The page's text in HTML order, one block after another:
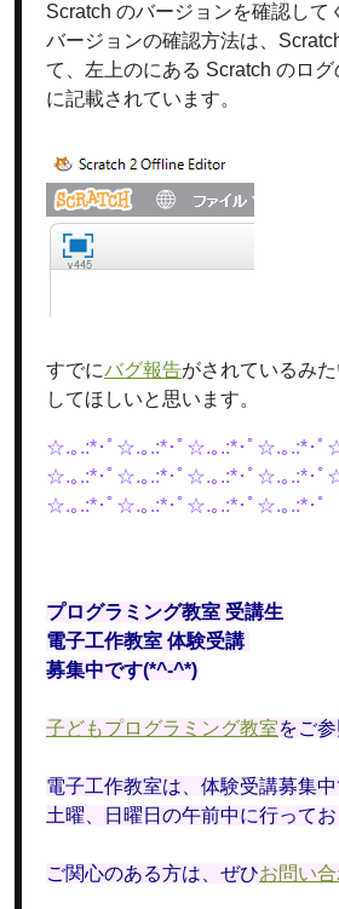
Scratch のバージョンを確認して
バージョンの確認方法は、
て、左上のにある Scratch のロ
に記載されています。
すでにバグ報告がされているみ
してほしいと思います。
☆.｡.:*･ﾟ☆.｡.:*･ﾟ☆.｡.:*･ﾟ☆.｡.:*･ﾟ
☆.｡.:*･ﾟ☆.｡.:*･ﾟ☆.｡.:*･ﾟ☆.｡.:*･ﾟ
☆.｡.:*･ﾟ☆.｡.:*･ﾟ☆.｡.:*･ﾟ☆.｡.:*･ﾟ
プログラミング教室 受講生
電子工作教室 体験受講
募集中です(*^-^*)
子どもプログラミング教室をご
電子工作教室は、体験受講募集中
土曜、日曜日の午前中に行ってお
ご関心のある方は、ぜひお問い